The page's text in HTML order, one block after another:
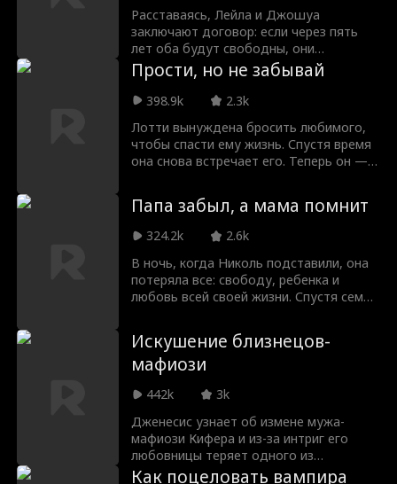
Расставаясь, Лейла и Джошуа
заключают договор: если через пять
лет оба будут свободны, они
поженятся. Спустя пять лет Джошуа,
став самым популярным и богатым
шеф-поваром в мире, возглавляет
Он намерен исполнить уговор, но из-за
проблем со здоровьем Лейла лжет, что
уже помолвлена. Тем не менее между
вспыхнувшие чувства невозможно
скрыть. Узнает ли Джошуа правду?
Смогут ли они наверстать упущенное
побеждает все?
Прости, но не забывай
398.9k
2.3k
Лотти вынуждена бросить любимого,
чтобы спасти ему жизнь. Спустя время
она снова встречает его. Теперь он —
жаждущий жестоко отомстить ей за
тот удар ножом.
Папа забыл, а мама помнит
324.2k
2.6k
В ночь, когда Николь подставили, она
потеряла все: свободу, ребенка и
любовь всей своей жизни. Спустя семь
в тот самый дом, который когда-то
разрушил всю ее жизнь. Итан, ее
бывший жених, все еще преследуемый
воспоминаниями о женщине, которую
он когда-то любил, начинает
испытывать чувства к новой няне, не
зная, кто она на самом деле. Секреты и
воспоминания всплывают на
поверхность, и Лайла, их похищенная
Искушение близнецов-
мафиози
442k
3k
Дженесис узнает об измене мужа-
мафиози Кифера и из-за интриг его
любовницы теряет одного из
близнецов. Будучи беременной, она
Как поцеловать вампира